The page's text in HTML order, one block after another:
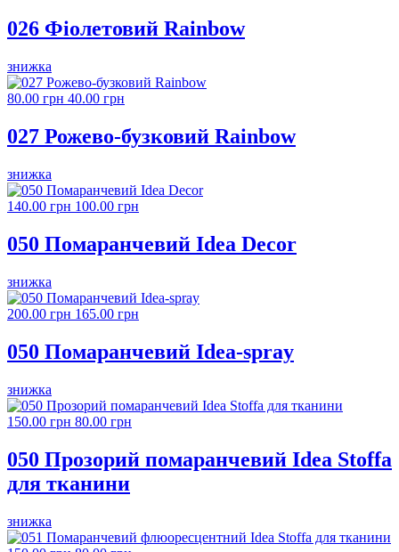
026 Фіолетовий Rainbow
знижка
80.00 грн 40.00 грн
027 Рожево-бузковий Rainbow
знижка
140.00 грн 100.00 грн
050 Помаранчевий Idea Decor
знижка
200.00 грн 165.00 грн
050 Помаранчевий Idea-spray
знижка
150.00 грн 80.00 грн
050 Прозорий помаранчевий Idea Stoffa
для тканини
знижка